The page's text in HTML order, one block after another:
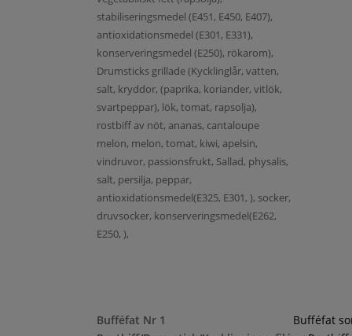
stabiliseringsmedel (E451, E450, E407),
antioxidationsmedel (E301, E331),
konserveringsmedel (E250), rökarom),
Drumsticks grillade (Kycklinglår, vatten,
salt, kryddor, (paprika, koriander, vitlök,
svartpeppar), lök, tomat, rapsolja),
rostbiff av nöt, ananas, cantaloupe
melon, melon, tomat, kiwi, apelsin,
vindruvor, passionsfrukt, Sallad, physalis,
salt, persilja, peppar,
antioxidationsmedel(E325, E301, ), socker,
druvsocker, konserveringsmedel(E262,
E250, ),
Bufféfat Nr 1
Bufféfat